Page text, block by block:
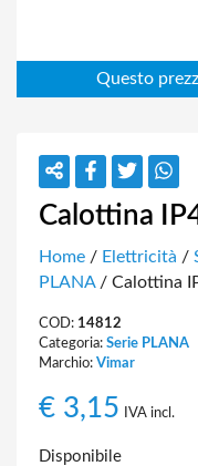
Calottina
Home / Elettricità /
PLANA/ Calottina
COD: 14812
Categoria: Serie PLANA
Marchio: Vimar
€ 3,15 IVA incl.
Disponibile